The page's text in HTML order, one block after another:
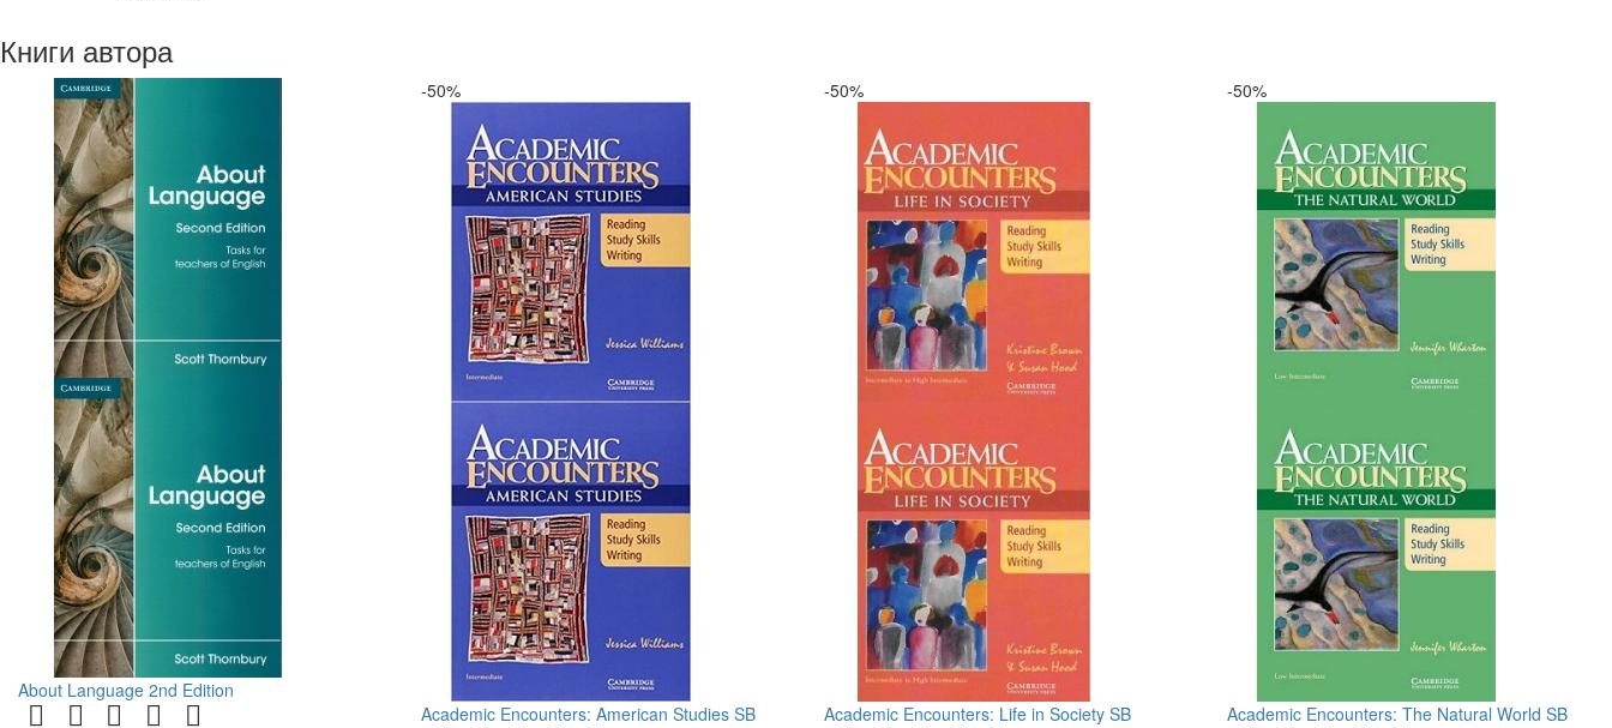
Книги автора
About Language 2nd Edition
-50%
Academic Encounters: American Studies SB
-50%
Academic Encounters: Life in Society SB
-50%
Academic Encounters: The Natural World SB